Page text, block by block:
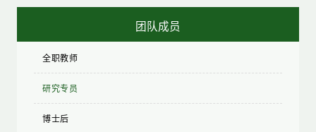
团队成员
全职教师
研究专员
博士后